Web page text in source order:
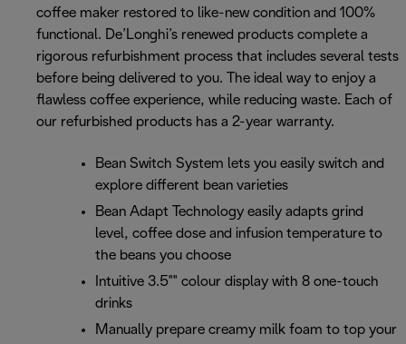
coffee maker restored to like-new condition and 100%
functional. De’Longhi’s renewed products complete a
rigorous refurbishment process that includes several tests
before being delivered to you. The ideal way to enjoy a
flawless coffee experience, while reducing waste. Each of
our refurbished products has a 2-year warranty.
Bean Switch System lets you easily switch and
explore different bean varieties
Bean Adapt Technology easily adapts grind
level, coffee dose and infusion temperature to
the beans you choose
Intuitive 3.5"" colour display with 8 one-touch
drinks
Manually prepare creamy milk foam to top your